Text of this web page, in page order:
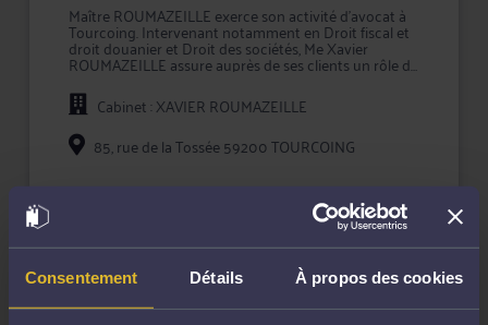
Consentement Détails À propos des cookies
Maître ROUMAZEILLE exerce son activité d'avocat à
Tourcoing. Intervenant notamment en Droit fiscal et
droit douanier et Droit des sociétés, Me Xavier
ROUMAZEILLE assure auprès de ses clients un rôle de
conseil et de représentation en justice.
L'approche personnalisée mise en oeuvre par Me
ROUMAZEILLE permet d'assurer une prestation de
conseil à valeur ajoutée et une représentation en
justice de qualité devant les tribunaux.
En prenant conseil ou en confiant la défense de vos
intérêts à Me ROUMAZEILLE, vous bénéficiez d'une
écoute active, de compétences certifiées, et d'une
totale confidentialité dans le traitement de votre
Cabinet : XAVIER ROUMAZEILLE
85, rue de la Tossée 59200 TOURCOING
Rendez-vous cabinet 170 €TTC
Prendre RDV